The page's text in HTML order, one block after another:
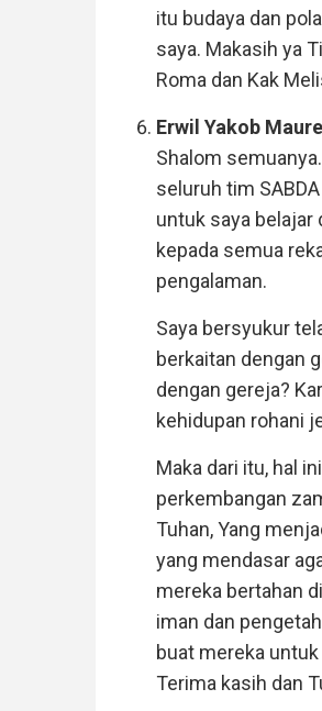
itu budaya dan
saya. Makasih ya
Roma dan Kak
Erwil Yakob Maure
Shalom
seluruh tim
untuk saya belajar
kepada semua
pengalaman.
Saya bersyukur
berkaitan dengan
dengan gereja?
kehidupan rohani
Maka dari itu, hal
perkembangan
Tuhan, Yang
yang mendasar
mereka bertahan
iman dan
buat mereka
Terima kasih dan